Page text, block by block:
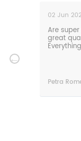
02 Jun
Are
great
Petra